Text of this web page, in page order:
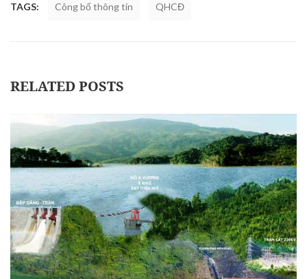
TAGS: Công bố thông tin QHCĐ
RELATED POSTS